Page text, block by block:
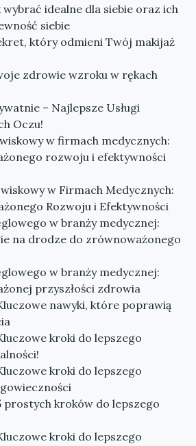
wybrać idealne dla siebie oraz ich
siebie
który odmieni Twój makijaż
zdrowie wzroku w rękach
– Najlepsze Usługi
Oczu!
w firmach medycznych:
rozwoju i efektywności
w Firmach Medycznych:
Rozwoju i Efektywności
w branży medycznej:
na drodze do zrównoważonego
w branży medycznej:
przyszłości zdrowia
nawyki, które poprawią
kroki do lepszego
kroki do lepszego
prostych kroków do lepszego
kroki do lepszego